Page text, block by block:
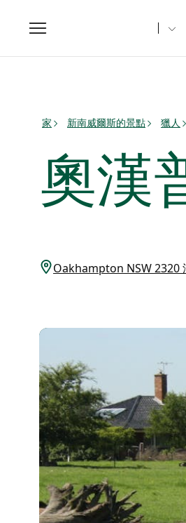
Toggle
navigation
家 新南威爾斯的景點 獵人
奧漢
Oakhampton NSW 2320